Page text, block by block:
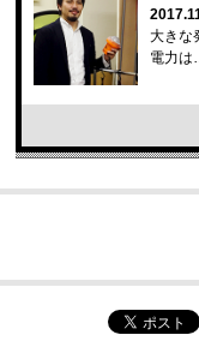
大きな
電力は…